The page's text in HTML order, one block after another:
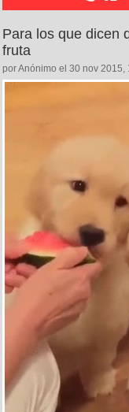
Para los que dicen
fruta
por Anónimo el 30 nov 2015,